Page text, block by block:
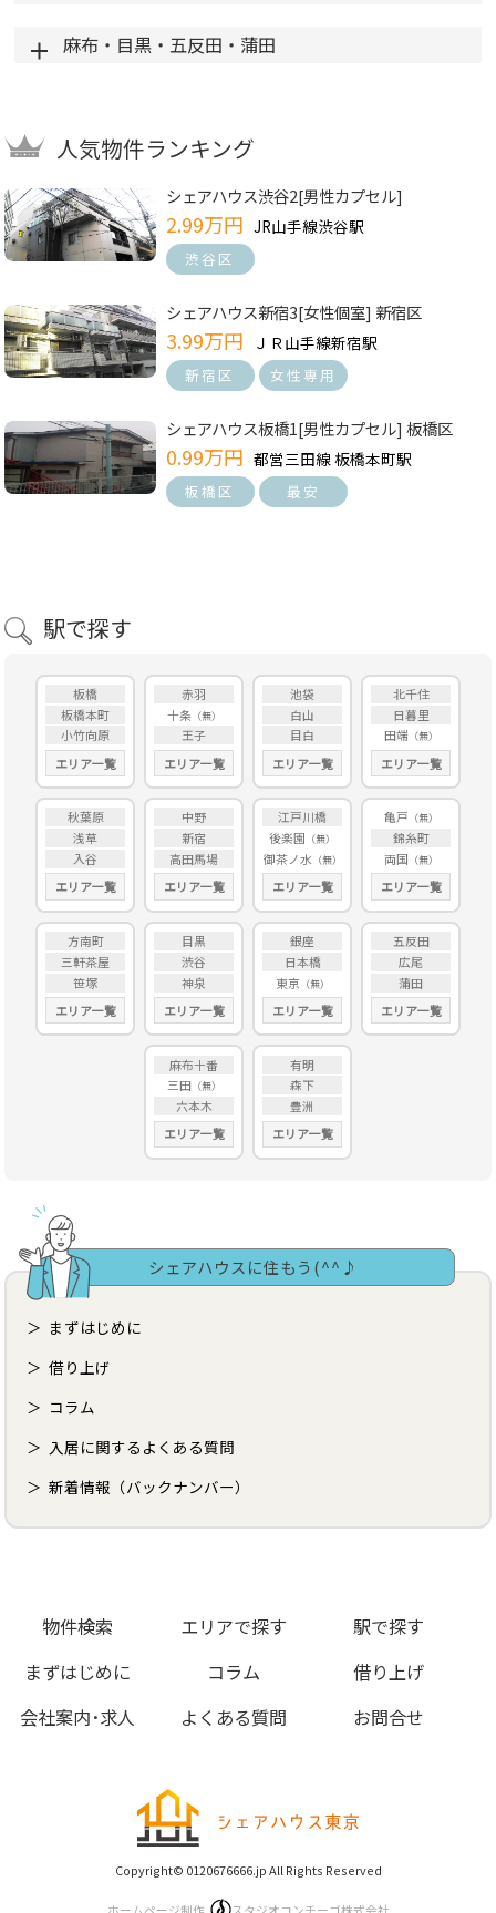
麻布・目黒・五反田・蒲田
人気物件ランキング
シェアハウス渋谷2[男性カプセル]
2.99万円 JR山手線渋谷駅
渋谷区
シェアハウス新宿3[女性個室] 新宿区
3.99万円 ＪＲ山手線新宿駅
新宿区 女性専用
シェアハウス板橋1[男性カプセル] 板橋区
0.99万円 都営三田線 板橋本町駅
板橋区 最安
駅で探す
板橋
板橋本町
小竹向原
エリア一覧
赤羽
十条
王子
エリア一覧
池袋
白山
目白
エリア一覧
北千住
日暮里
田端
エリア一覧
秋葉原
浅草
入谷
エリア一覧
中野
新宿
高田馬場
エリア一覧
江戸川橋
後楽園
御茶ノ水
エリア一覧
亀戸
錦糸町
両国
エリア一覧
方南町
三軒茶屋
笹塚
エリア一覧
目黒
渋谷
神泉
エリア一覧
銀座
日本橋
東京
エリア一覧
五反田
広尾
蒲田
エリア一覧
麻布十番
三田
六本木
エリア一覧
有明
森下
豊洲
エリア一覧
シェアハウスに住もう(^^♪
まずはじめに
借り上げ
コラム
入居に関するよくある質問
新着情報（バックナンバー）
物件検索 エリアで探す
駅で探す
まずはじめに
コラム
借り上げ
会社案内･求人
よくある質問 お問合せ
Copyright© 0120676666.jp All Rights Reserved